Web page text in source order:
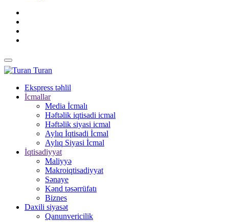
Turan
Ekspress təhlil
İcmallar
Media İcmalı
Həftəlik iqtisadi icmal
Həftəlik siyasi icmal
Aylıq İqtisadi İcmal
Aylıq Siyasi İcmal
İqtisadiyyat
Maliyyə
Makroiqtisadiyyat
Sənaye
Kənd təsərrüfatı
Biznes
Daxili siyasət
Qanunvericilik